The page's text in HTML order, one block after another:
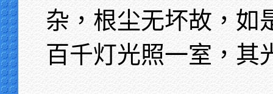
杂，根尘无坏故，如
百千灯光照一室，其